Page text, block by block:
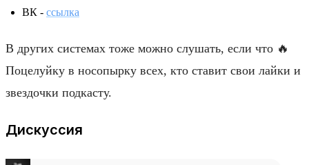
ВК - ссылка
В других системах тоже можно слушать, если что 🔥
Поцелуйку в носопырку всех, кто ставит свои лайки и
звездочки подкасту.
Дискуссия